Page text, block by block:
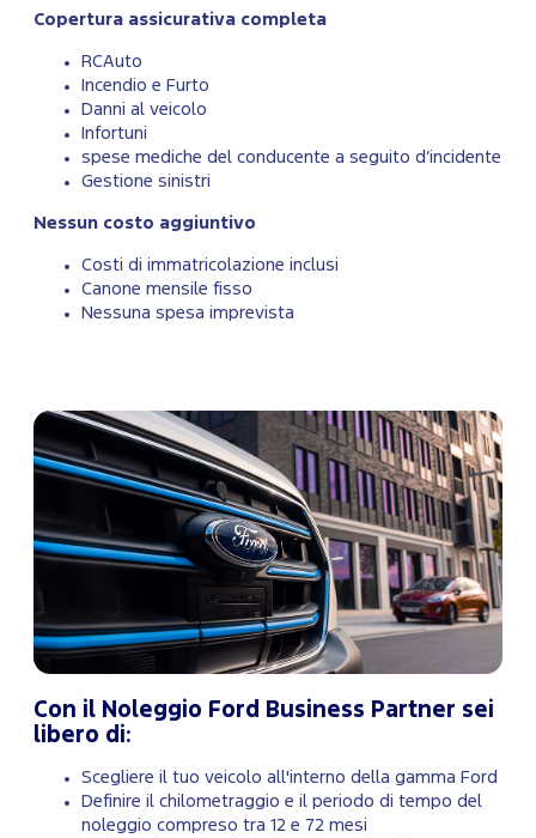
Copertura assicurativa completa
RCAuto
Incendio e Furto
Danni al veicolo
Infortuni
spese mediche del conducente a seguito d’incidente
Gestione sinistri
Nessun costo aggiuntivo
Costi di immatricolazione inclusi
Canone mensile fisso
Nessuna spesa imprevista
Con il Noleggio Ford Business Partner sei
libero di:
Scegliere il tuo veicolo all'interno della gamma Ford
Definire il chilometraggio e il periodo di tempo del
noleggio compreso tra 12 e 72 mesi